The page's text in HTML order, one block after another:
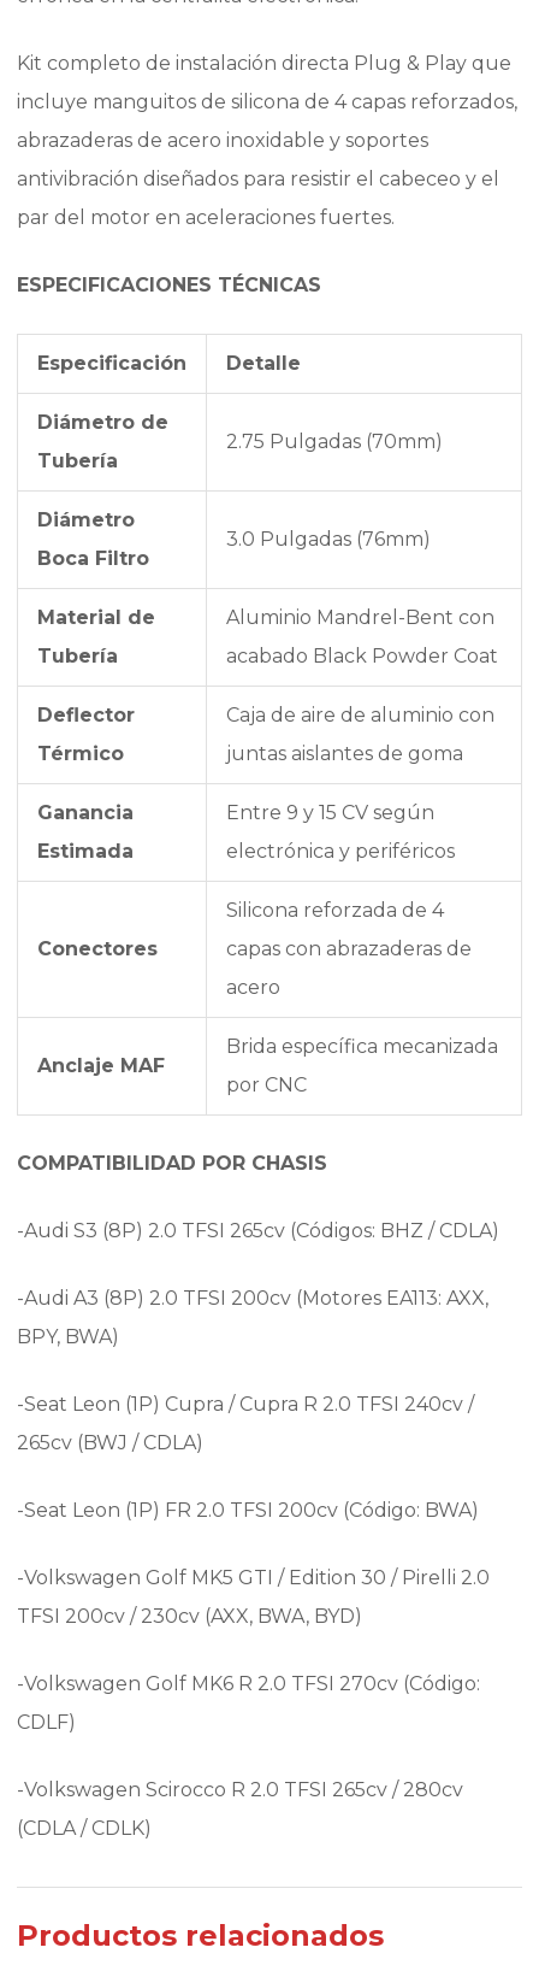
Kit completo de instalación directa Plug & Play que
incluye manguitos de silicona de 4 capas reforzados,
abrazaderas de acero inoxidable y soportes
antivibración diseñados para resistir el cabeceo y el
par del motor en aceleraciones fuertes.
ESPECIFICACIONES TÉCNICAS
Especificación Detalle
Diámetro de
Tubería
2.75 Pulgadas (70mm)
Diámetro
Boca Filtro
3.0 Pulgadas (76mm)
Material de
Tubería
Aluminio Mandrel-Bent con
acabado Black Powder Coat
Deflector
Térmico
Caja de aire de aluminio con
juntas aislantes de goma
Ganancia
Estimada
Entre 9 y 15 CV según
electrónica y periféricos
Conectores
Silicona reforzada de 4
capas con abrazaderas de
acero
Anclaje MAF
Brida específica mecanizada
por CNC
COMPATIBILIDAD POR CHASIS
-Audi S3 (8P) 2.0 TFSI 265cv (Códigos: BHZ / CDLA)
-Audi A3 (8P) 2.0 TFSI 200cv (Motores EA113: AXX,
BPY, BWA)
-Seat Leon (1P) Cupra / Cupra R 2.0 TFSI 240cv /
265cv (BWJ / CDLA)
-Seat Leon (1P) FR 2.0 TFSI 200cv (Código: BWA)
-Volkswagen Golf MK5 GTI / Edition 30 / Pirelli 2.0
TFSI 200cv / 230cv (AXX, BWA, BYD)
-Volkswagen Golf MK6 R 2.0 TFSI 270cv (Código:
CDLF)
-Volkswagen Scirocco R 2.0 TFSI 265cv / 280cv
(CDLA / CDLK)
Productos relacionados